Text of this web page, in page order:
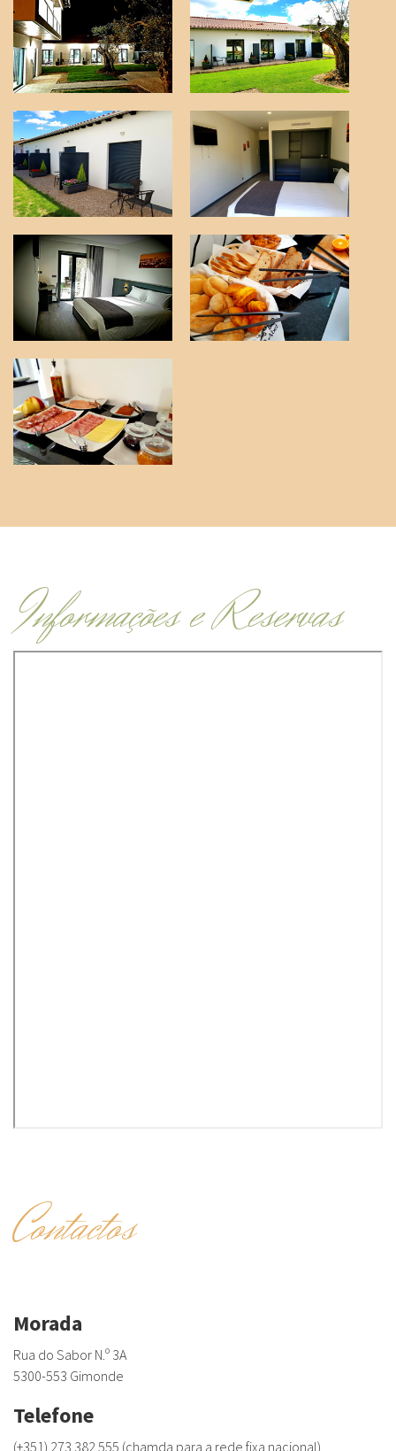
Informações e Reservas
Contactos
Morada
Rua do Sabor N.º 3A
5300-553 Gimonde
Telefone
(+351) 273 382 555 (chamda para a rede fixa nacional)